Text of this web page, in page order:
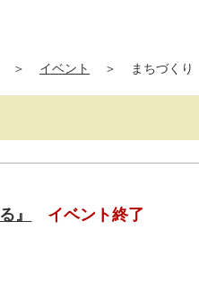
＞ イベント ＞ まちづくり
』 イベント終了